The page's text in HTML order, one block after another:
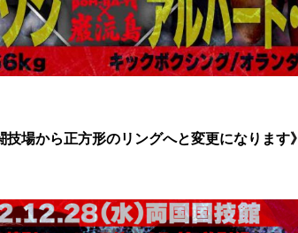
場から正方形のリングへと変更になります》